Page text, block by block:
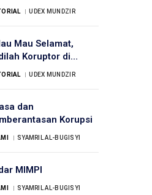
UDEX MUNDZIR
Mau Selamat,
Koruptor di
UDEX MUNDZIR
dan
Korupsi
SYAMRIL AL-BUGISYI
MIMPI
SYAMRIL AL-BUGISYI